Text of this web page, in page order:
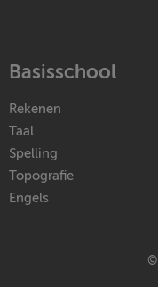
Basisschool
Rekenen
Taal
Spelling
Topografie
Engels
©